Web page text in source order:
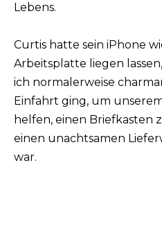
Lebens.
Curtis hatte sein iPhone
Arbeitsplatte liegen
ich normalerweise
Einfahrt ging, um
helfen, einen Briefkasten
einen unachtsamen
war.